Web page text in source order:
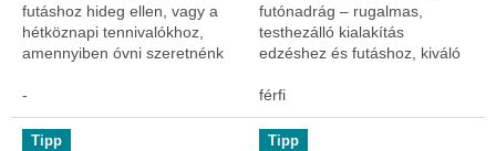
futáshoz hideg ellen, vagy a
hétköznapi tennivalókhoz,
amennyiben óvni szeretnénk
forint ár alatti termékeket
csak...
-
futónadrág – rugalmas,
testhezálló kialakítás
edzéshez és futáshoz, kiváló
mozgásszabadsággal.
férfi
Tipp Tipp